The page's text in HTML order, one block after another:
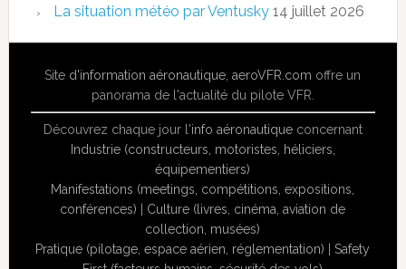
La situation météo par Ventusky 14 juillet 2026
Site d'information aéronautique ,aeroVFR.com offre un
panorama de l'actualité du pilote VFR.
Découvrez chaque jour l'info aéronautiqueconcernant
Industrie (constructeurs, motoristes, héliciers,
équipementiers)
Manifestations (meetings, compétitions, expositions,
conférences)
Culture (livres, cinéma, aviation de
collection, musées)
Pratique (pilotage, espace aérien, réglementation) |Safety